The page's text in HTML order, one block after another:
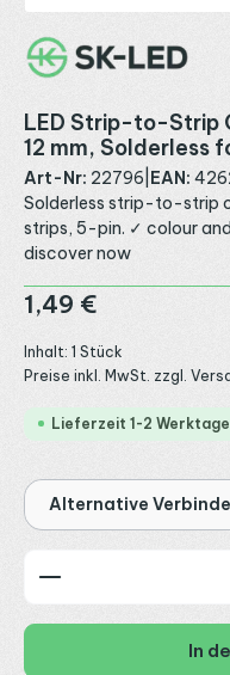
LED Strip-to-Strip
12 mm, Solderless
Art-Nr: 22796 EAN:
Solderless strip-to-strip
strips, 5-pin. ✓ colour
discover now
Regulärer Preis:
1,49 €
Inhalt: 1 Stück
Preise inkl. MwSt. zzgl.
Lieferzeit 1-2 Werktage
Alternative
Produkt Anzahl:
In